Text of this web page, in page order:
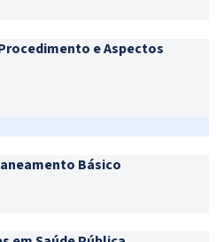
e Aspectos
Básico